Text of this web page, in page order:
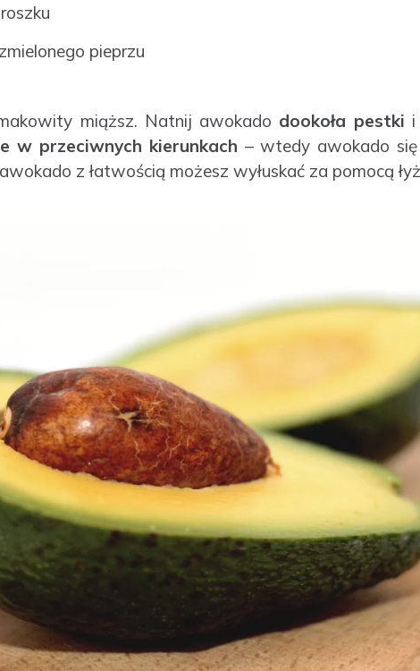
pieprzu
miąższ. Natnij awokado dookoła pestki
w przeciwnych kierunkach – wtedy awokado
z łatwością możesz wyłuskać za pomocą